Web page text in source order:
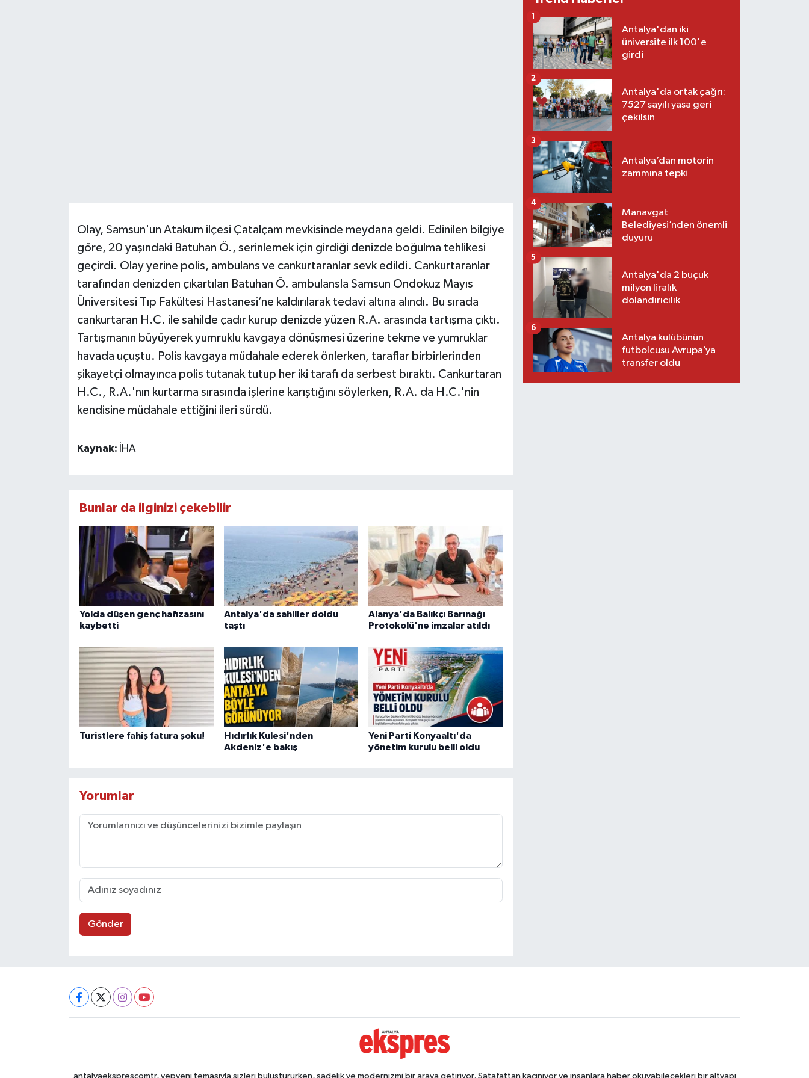
Olay, Samsun'un Atakum ilçesi Çatalçam mevkisinde meydana geldi. Edinilen bilgiye
göre, 20 yaşındaki Batuhan Ö., serinlemek için girdiği denizde boğulma tehlikesi
geçirdi. Olay yerine polis, ambulans ve cankurtaranlar sevk edildi. Cankurtaranlar
tarafından denizden çıkartılan Batuhan Ö. ambulansla Samsun Ondokuz Mayıs
Üniversitesi Tıp Fakültesi Hastanesi’ne kaldırılarak tedavi altına alındı. Bu sırada
cankurtaran H.C. ile sahilde çadır kurup denizde yüzen R.A. arasında tartışma çıktı.
Tartışmanın büyüyerek yumruklu kavgaya dönüşmesi üzerine tekme ve yumruklar
havada uçuştu. Polis kavgaya müdahale ederek önlerken, taraflar birbirlerinden
şikayetçi olmayınca polis tutanak tutup her iki tarafı da serbest bıraktı. Cankurtaran
H.C., R.A.'nın kurtarma sırasında işlerine karıştığını söylerken, R.A. da H.C.'nin
kendisine müdahale ettiğini ileri sürdü.
Kaynak: İHA
Bunlar da ilginizi çekebilir
Yolda düşen genç hafızasını
kaybetti
Antalya'da sahiller doldu
taştı
Alanya'da Balıkçı Barınağı
Protokolü'ne imzalar atıldı
Turistlere fahiş fatura şoku!
Hıdırlık Kulesi'nden
Akdeniz'e bakış
Yeni Parti Konyaaltı'da
yönetim kurulu belli oldu
Yorumlar
Gönder
Antalya'dan iki
üniversite ilk 100'e
girdi
1
Antalya'da ortak çağrı:
7527 sayılı yasa geri
çekilsin
2
Antalya’dan motorin
zammına tepki
3
Manavgat
Belediyesi’nden önemli
duyuru
4
Antalya'da 2 buçuk
milyon liralık
dolandırıcılık
5
Antalya kulübünün
futbolcusu Avrupa’ya
transfer oldu
6
antalyaeksprescomtr, yepyeni temasıyla sizleri buluştururken, sadelik ve modernizmi bir araya getiriyor. Şatafattan kaçınıyor ve insanlara haber okuyabilecekleri bir altyapı
MAGAZİN